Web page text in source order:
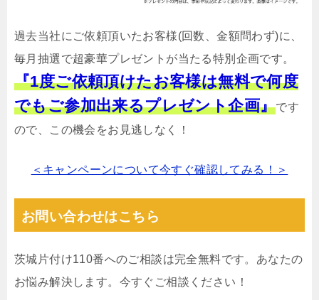
過去当社にご依頼頂いたお客様(回数、金額問わず)に、
毎月抽選で超豪華プレゼントが当たる特別企画です。
『1度ご依頼頂けたお客様は無料で何度
でもご参加出来るプレゼント企画』です
ので、この機会をお見逃しなく！
＜キャンペーンについて今すぐ確認してみる！＞
お問い合わせはこちら
茨城片付け110番へのご相談は完全無料です。あなたの
お悩み解決します。今すぐご相談ください！